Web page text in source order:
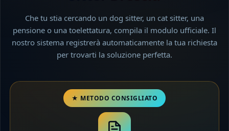
Che tu stia cercando un dog sitter, un cat sitter, una
pensione o una toelettatura, compila il modulo ufficiale. Il
nostro sistema registrerà automaticamente la tua richiesta
per trovarti la soluzione perfetta.